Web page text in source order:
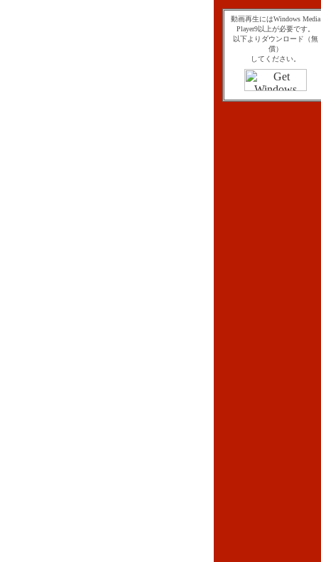
動画再生にはWindows Media
Player9以上が必要です。
以下よりダウンロード（無
償）
してください。